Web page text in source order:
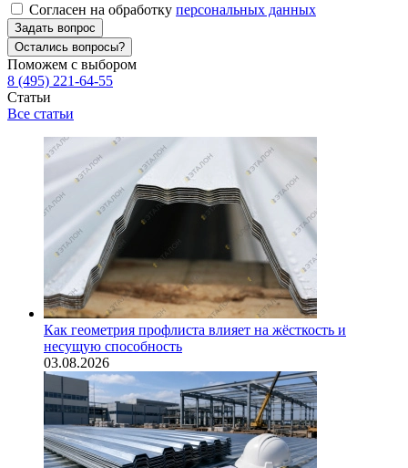
Согласен на обработку персональных данных
Задать вопрос
Остались вопросы?
Поможем с выбором
8 (495) 221-64-55
Статьи
Все статьи
Как геометрия профлиста влияет на жёсткость и
несущую способность
03.08.2026